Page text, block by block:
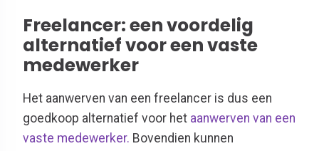
Freelancer: een voordelig
alternatief voor een vaste
medewerker
Het aanwerven van een freelancer is dus een
goedkoop alternatief voor het aanwerven van een
vaste medewerker. Bovendien kunnen